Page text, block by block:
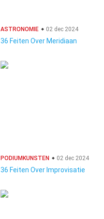
ASTRONOMIE 02 dec 2024
36 Feiten Over Meridiaan
PODIUMKUNSTEN 02 dec 2024
36 Feiten Over Improvisatie